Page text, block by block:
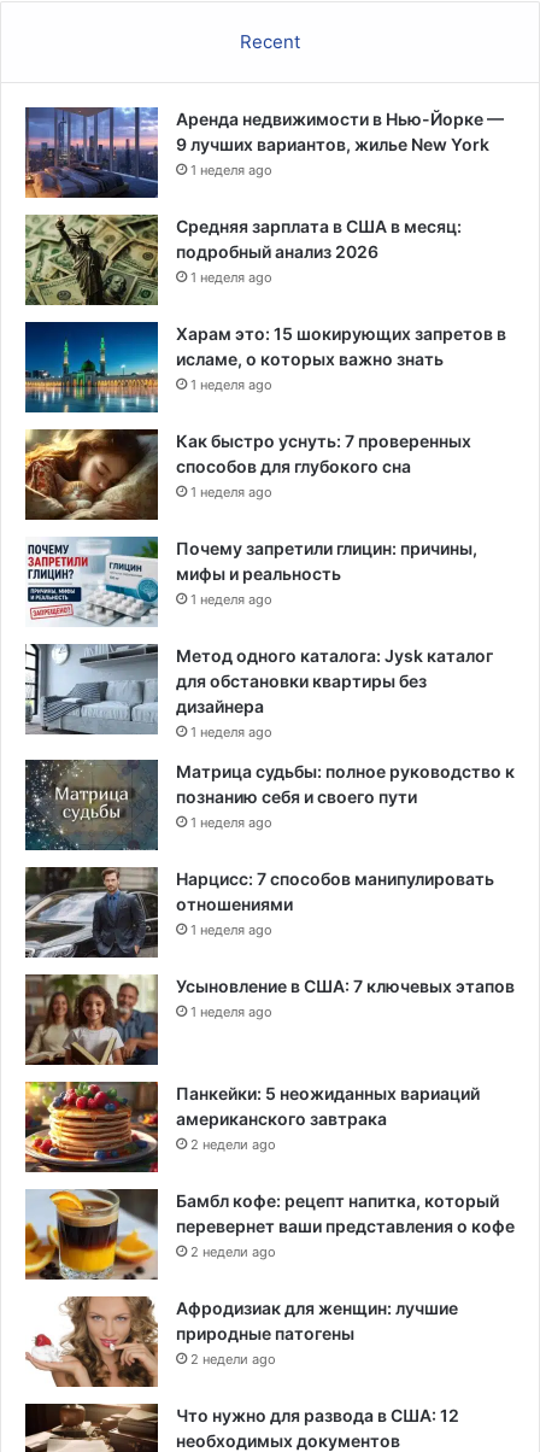
б
р
а
з
о
м
н
е
п
о
л
у
и
л
и
з
о
н
о
г
о
т
а
т
у
с
а
п
о
с
т
о
я
н
н
о
г
и
т
е
Recent
Аренда недвижимости в Нью-Йорке —
9 лучших вариантов, жилье New York
1 неделя ago
Средняя зарплата в США в месяц:
подробный анализ 2026
1 неделя ago
Харам это: 15 шокирующих запретов в
исламе, о которых важно знать
1 неделя ago
Как быстро уснуть: 7 проверенных
способов для глубокого сна
1 неделя ago
Почему запретили глицин: причины,
мифы и реальность
1 неделя ago
Метод одного каталога: Jysk каталог
для обстановки квартиры без
дизайнера
1 неделя ago
Матрица судьбы: полное руководство к
познанию себя и своего пути
1 неделя ago
Нарцисс: 7 способов манипулировать
отношениями
1 неделя ago
Усыновление в США: 7 ключевых этапов
1 неделя ago
Панкейки: 5 неожиданных вариаций
американского завтрака
2 недели ago
Бамбл кофе: рецепт напитка, который
перевернет ваши представления о кофе
2 недели ago
Афродизиак для женщин: лучшие
природные патогены
2 недели ago
Что нужно для развода в США: 12
необходимых документов